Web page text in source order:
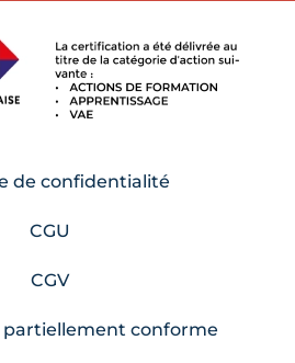
de confidentialité
CGU
CGV
partiellement conforme